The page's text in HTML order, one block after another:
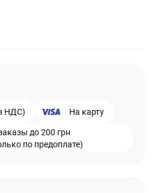
НДС) На карту
до 200 грн
по предоплате)